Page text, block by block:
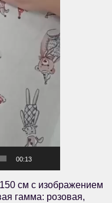
00:13
см с изображением
гамма: розовая,